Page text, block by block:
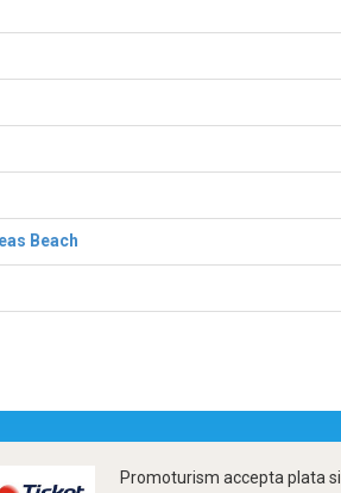
Beach
Promoturism accepta plata si